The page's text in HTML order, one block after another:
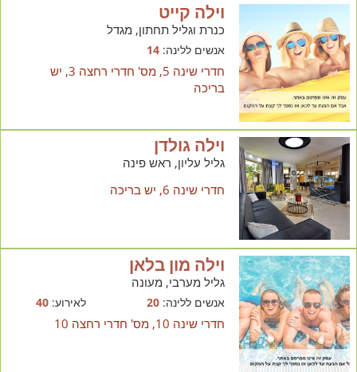
וילה קייט
כנרת וגליל תחתון, מגדל
אנשים ללינה:14
חדרי שינה 5, מס' חדרי רחצה 3, יש
בריכה
וילה גולדן
גליל עליון, ראש פינה
חדרי שינה 6, יש בריכה
וילה מון בלאן
גליל מערבי, מעונה
אנשים ללינה:20 לאירוע:40
חדרי שינה 10, מס' חדרי רחצה 10